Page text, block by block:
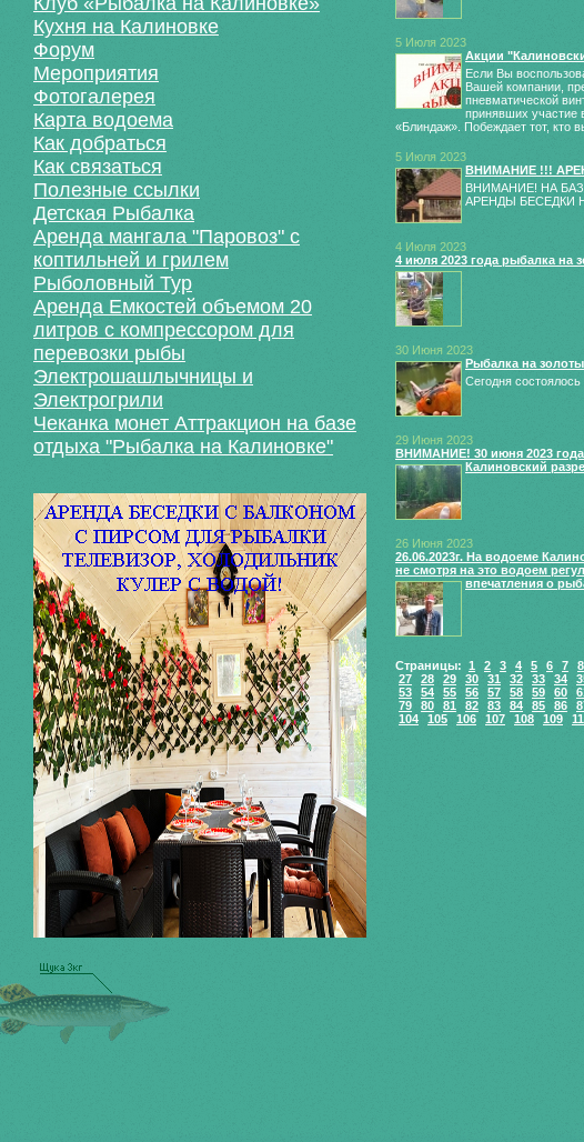
Кухня на Калиновке
Форум
Мероприятия
Фотогалерея
Карта водоема
Как добраться
Как связаться
Полезные ссылки
Детская Рыбалка
Аренда мангала "Паровоз" с
коптильней и грилем
Рыболовный Тур
Аренда Емкостей объемом 20
литров с компрессором для
перевозки рыбы
Электрошашлычницы и
Электрогрили
Чеканка монет Аттракцион на базе
отдыха "Рыбалка на Калиновке"
5 Июля 2023
Акции
Если Вы
Вашей компании,
пневматической
принявших
«Блиндаж». Побеждает тот, кто
5 Июля 2023
ВНИМАНИЕ !!!
ВНИМАНИЕ! НА
АРЕНДЫ БЕСЕДКИ
4 Июля 2023
4 июля 2023 года рыбалка на
30 Июня 2023
Рыбалка на
Сегодня
29 Июня 2023
ВНИМАНИЕ! 30 июня 2023
Калиновский
26 Июня 2023
26.06.2023г. На водоеме
не смотря на это водоем
впечатления о
Страницы: 1 2 3 4 5 6 7 8
27
28 29 30 31 32 33 34
53
54 55 56 57 58 59 60
79
80 81 82 83 84 85 86
104
105 106 107 108 109